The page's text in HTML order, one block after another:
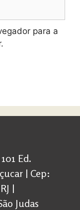
para a
Ed.
| Cep:
|
Judas